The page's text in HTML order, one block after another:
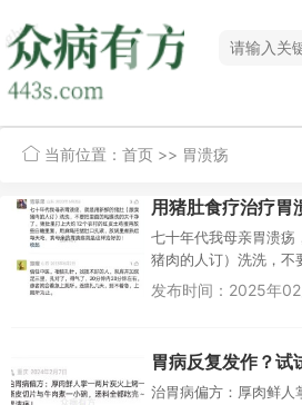
当前位置： 首页 >> 胃溃疡
用猪肚食疗治疗胃
七十年代我母亲胃溃疡
猪肉的人订）洗洗，不
了，猪肚里打上大约12
发布时间：2025年
胃病反复发作？试
治胃病偏方：厚肉鲜人